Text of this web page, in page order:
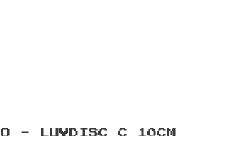
- LUVDISC C 10CM